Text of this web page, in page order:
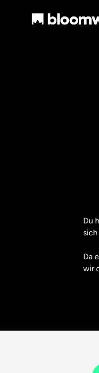
Du
Da
wir